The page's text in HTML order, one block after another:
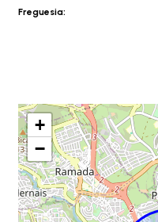
Freguesia:
+
−